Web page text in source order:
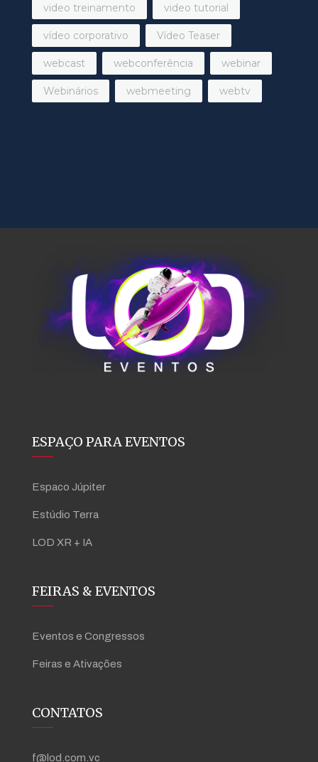
video treinamento video tutorial
vídeo corporativo Vídeo Teaser
webcast webconferência webinar
Webinários webmeeting webtv
ESPAÇO PARA EVENTOS
Espaco Júpiter
Estúdio Terra
LOD XR + IA
FEIRAS & EVENTOS
Eventos e Congressos
Feiras e Ativações
CONTATOS
f@lod.com.vc